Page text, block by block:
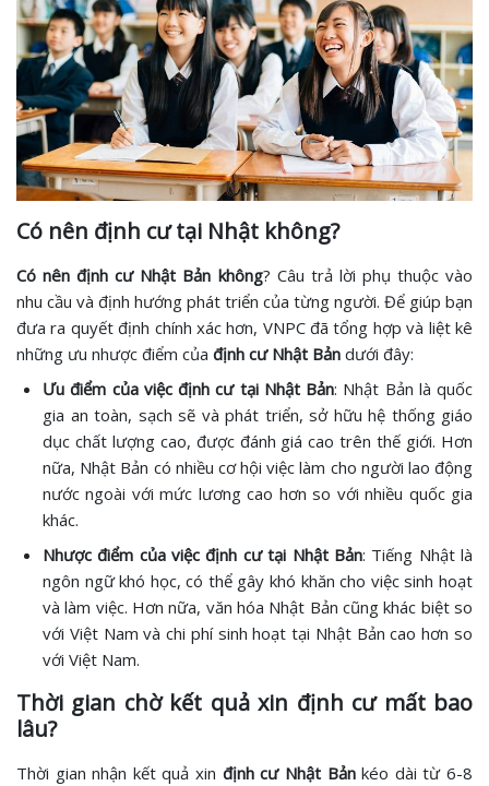
Có nên định cư tại Nhật không?
Có nên định cư Nhật Bản không? Câu trả lời phụ thuộc vào
nhu cầu và định hướng phát triển của từng người. Để giúp bạn
đưa ra quyết định chính xác hơn, VNPC đã tổng hợp và liệt kê
những ưu nhược điểm của định cư Nhật Bản dưới đây:
Ưu điểm của việc định cư tại Nhật Bản: Nhật Bản là quốc
gia an toàn, sạch sẽ và phát triển, sở hữu hệ thống giáo
dục chất lượng cao, được đánh giá cao trên thế giới. Hơn
nữa, Nhật Bản có nhiều cơ hội việc làm cho người lao động
nước ngoài với mức lương cao hơn so với nhiều quốc gia
khác.
Nhược điểm của việc định cư tại Nhật Bản: Tiếng Nhật là
ngôn ngữ khó học, có thể gây khó khăn cho việc sinh hoạt
và làm việc. Hơn nữa, văn hóa Nhật Bản cũng khác biệt so
với Việt Nam và chi phí sinh hoạt tại Nhật Bản cao hơn so
với Việt Nam.
Thời gian chờ kết quả xin định cư mất bao
lâu?
Thời gian nhận kết quả xin định cư Nhật Bảnkéo dài từ 6-8